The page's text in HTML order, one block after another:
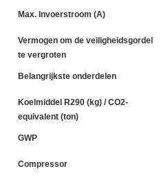
Max. Invoerstroom (A)
Vermogen om de veiligheidsgordel
te vergroten
Belangrijkste onderdelen
Koelmiddel R290 (kg) / CO2-
equivalent (ton)
GWP
Compressor